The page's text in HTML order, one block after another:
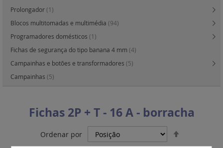
Fichas 2P + T - 16 A - borracha
Ordenar por
Prolongador(1)
Blocos multitomadas e multimédia (94)
Programadores domésticos (1)
Fichas de segurança do tipo banana 4 mm (4)
Campainhas e botões e transformadores (5)
Campainhas (5)